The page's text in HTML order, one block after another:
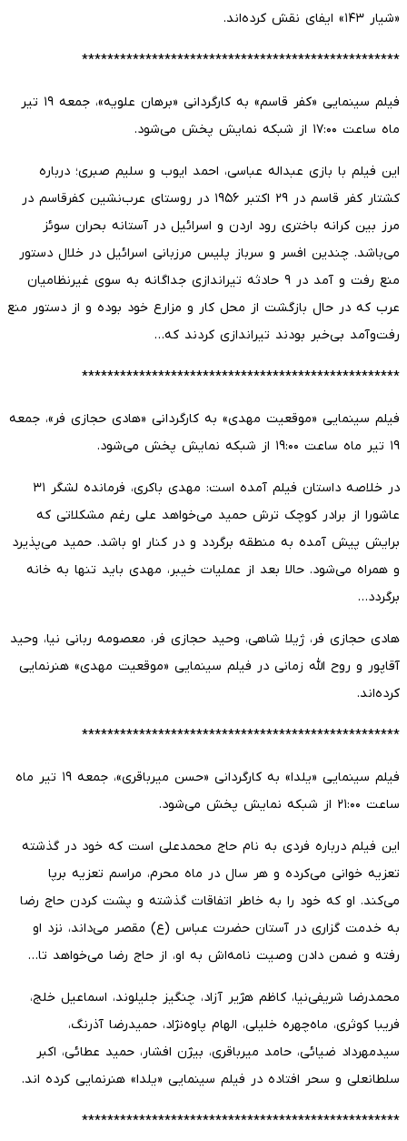
«شیار ۱۴۳» ایفای نقش کرده‌اند.
**************************************************
فیلم سینمایی «کفر قاسم» به کارگردانی «برهان علویه»، جمعه ۱۹ تیر
ماه ساعت ۱۷:۰۰ از شبکه نمایش پخش می‌شود.
این فیلم با بازی عبداله عباسی، احمد ایوب و سلیم صبری؛ درباره
کشتار کفر قاسم در ۲۹ اکتبر ۱۹۵۶ در روستای عرب‌نشین کفرقاسم در
مرز بین کرانه باختری رود اردن و اسرائیل در آستانه بحران سوئز
می‌باشد. چندین افسر و سرباز پلیس مرزبانی اسرائیل در خلال دستور
منع رفت و آمد در ۹ حادثه تیراندازی جداگانه به سوی غیرنظامیان
عرب که در حال بازگشت از محل کار و مزارع خود بوده و از دستور منع
رفت‌وآمد بی‌خبر بودند تیراندازی کردند که…
**************************************************
فیلم سینمایی «موقعیت مهدی» به کارگردانی «هادی حجازی فر»، جمعه
۱۹ تیر ماه ساعت ۱۹:۰۰ از شبکه نمایش پخش می‌شود.
در خلاصه داستان فیلم آمده است: مهدی باکری، فرمانده لشگر ۳۱
عاشورا از برادر کوچک ترش حمید می‌خواهد علی رغم مشکلاتی که
برایش پیش آمده به منطقه برگردد و در کنار او باشد. حمید می‌پذیرد
و همراه می‌شود. حالا بعد از عملیات خیبر، مهدی باید تنها به خانه
برگردد…
هادی حجازی فر، ژیلا شاهی، وحید حجازی فر، معصومه ربانی نیا، وحید
آقاپور و روح الله زمانی در فیلم سینمایی «موقعیت مهدی» هنرنمایی
کرده‌اند.
**************************************************
فیلم سینمایی «یلدا» به کارگردانی «حسن میرباقری»، جمعه ۱۹ تیر ماه
ساعت ۲۱:۰۰ از شبکه نمایش پخش می‌شود.
این فیلم درباره فردی به نام حاج محمدعلی است که خود در گذشته
تعزیه خوانی می‌کرده و هر سال در ماه محرم، مراسم تعزیه برپا
می‌کند. او که خود را به خاطر اتفاقات گذشته و پشت کردن حاج رضا
به خدمت گزاری در آستان حضرت عباس (ع) مقصر می‌داند، نزد او
رفته و ضمن دادن وصیت نامه‌اش به او، از حاج رضا می‌خواهد تا…
محمدرضا شریفی‌نیا، کاظم هژیر آزاد، چنگیز جلیلوند، اسماعیل خلج،
فریبا کوثری، ماه‌چهره خلیلی، الهام پاوه‌نژاد، حمیدرضا آذرنگ،
سیدمهرداد ضیائی، حامد میرباقری، بیژن افشار، حمید عطائی، اکبر
سلطانعلی و سحر افتاده در فیلم سینمایی «یلدا» هنرنمایی کرده اند.
**************************************************